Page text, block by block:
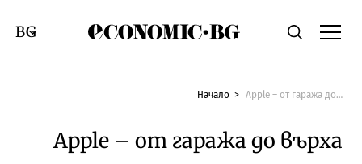
Economic.bgТърсене
Смяна на език
Начало Apple – от гаража до върха
Apple – от гаража до върха